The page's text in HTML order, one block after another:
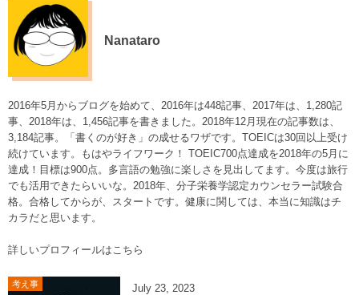
Nanataro
2016年5月からブログを始めて、2016年は448記事、2017年は、1,280記
事、2018年は、1,456記事を書きました。2018年12月現在の記事数は、
3,184記事。「書くのが好き」の成せるワザです。TOEICは30回以上受け
続けています。もはやライフワーク！ TOEIC700点達成を2018年の5月に
達成！目標は900点。多言語の勉強に楽しさを見出してます。今度は旅行
でも活用できたらいいな。2018年、分子栄養学認定カウンセラー試験合
格。合格してからが、スタートです。健康に関しては、本当に知識はチ
カラだと思います。
詳しいプロフィールはこちら
考え事 July 23 2023